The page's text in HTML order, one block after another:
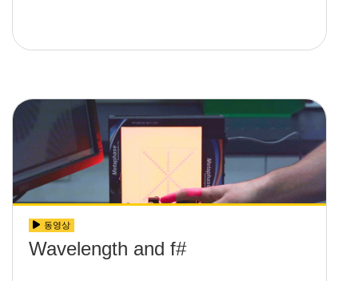
동영상
Wavelength and f#